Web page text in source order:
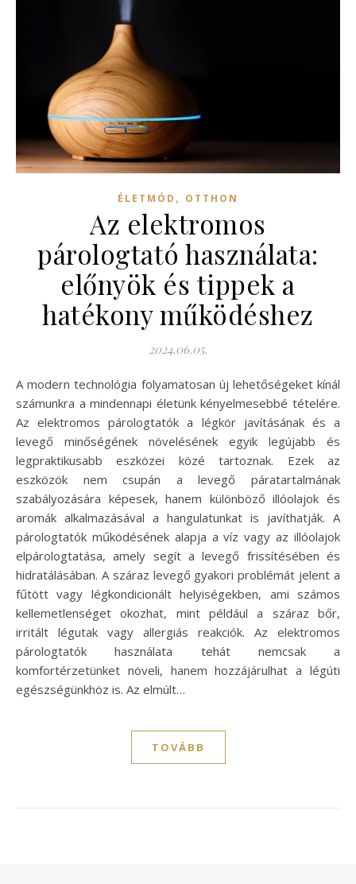
ÉLETMÓD , OTTHON
Az elektromos
párologtató használata:
előnyök és tippek a
hatékony működéshez
2024.06.05.
A modern technológia folyamatosan új lehetőségeket kínál
számunkra a mindennapi életünk kényelmesebbé tételére.
Az elektromos párologtatók a légkör javításának és a
levegő minőségének növelésének egyik legújabb és
legpraktikusabb eszközei közé tartoznak. Ezek az
eszközök nem csupán a levegő páratartalmának
szabályozására képesek, hanem különböző illóolajok és
aromák alkalmazásával a hangulatunkat is javíthatják. A
párologtatók működésének alapja a víz vagy az illóolajok
elpárologtatása, amely segít a levegő frissítésében és
hidratálásában. A száraz levegő gyakori problémát jelent a
fűtött vagy légkondicionált helyiségekben, ami számos
kellemetlenséget okozhat, mint például a száraz bőr,
irritált légutak vagy allergiás reakciók. Az elektromos
párologtatók használata tehát nemcsak a
komfortérzetünket növeli, hanem hozzájárulhat a légúti
egészségünkhöz is. Az elmúlt…
TOVÁBB